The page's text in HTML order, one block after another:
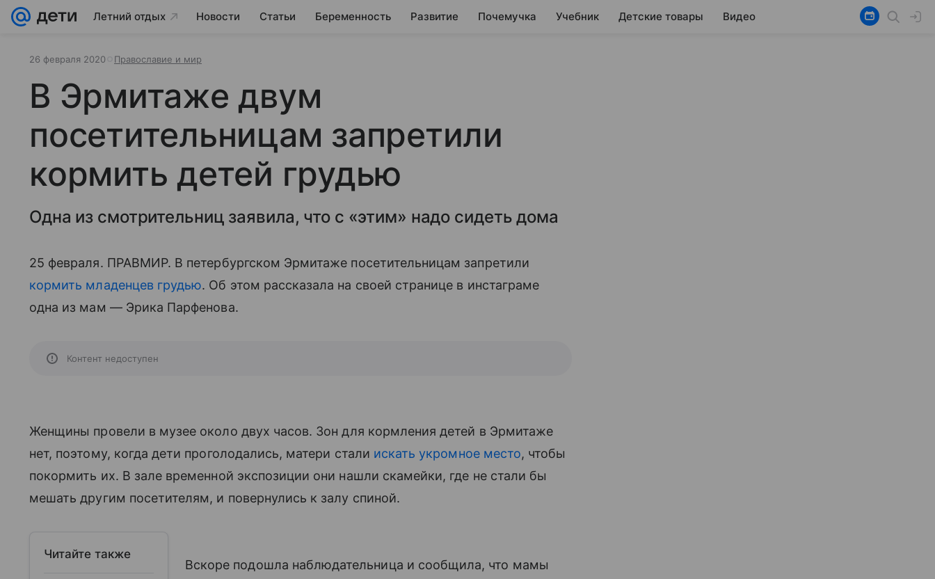
Летний отдых Новости Статьи Беременность Развитие Почемучка Учебник Детские товары Видео
26 февраля 2020 Православие и мир
В Эрмитаже двум
посетительницам запретили
кормить детей грудью
Одна из смотрительниц заявила, что с «этим» надо сидеть дома
25 февраля. ПРАВМИР. В петербургском Эрмитаже посетительницам запретили
кормить младенцев грудью. Об этом рассказала на своей странице в инстаграме
одна из мам — Эрика Парфенова.
Контент недоступен
Женщины провели в музее около двух часов. Зон для кормления детей в Эрмитаже
нет, поэтому, когда дети проголодались, матери стали искать укромное место, чтобы
покормить их. В зале временной экспозиции они нашли скамейки, где не стали бы
мешать другим посетителям, и повернулись к залу спиной.
Читайте также
Вскоре подошла наблюдательница и сообщила, что мамы